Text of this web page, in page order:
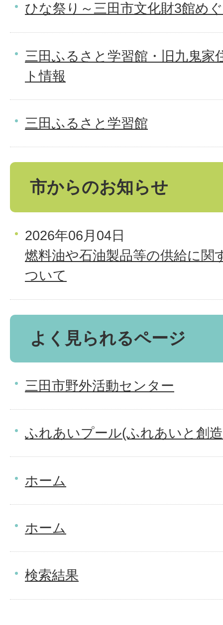
ひな祭り～三田市文化財3館め
三田ふるさと学習館・旧九鬼家
ト情報
三田ふるさと学習館
市からのお知らせ
2026年06月04日
燃料油や石油製品等の供給に関
ついて
よく見られるページ
三田市野外活動センター
ふれあいプール(ふれあいと創
ホーム
ホーム
検索結果